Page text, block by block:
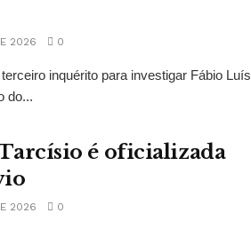
2026 0
inquérito para investigar Fábio Luís
do...
é oficializada
2026 0